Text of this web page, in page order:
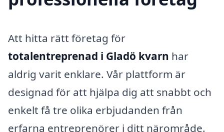
Att hitta rätt företag för
totalentreprenad i Gladö kvarn har
aldrig varit enklare. Vår plattform är
designad för att hjälpa dig att snabbt och
enkelt få tre olika erbjudanden från
erfarna entreprenörer i ditt närområde.